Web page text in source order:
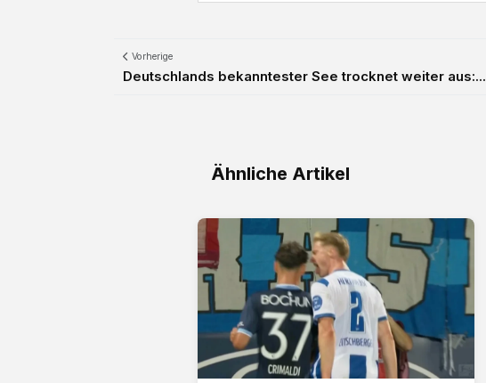
Vorherige
Deutschlands bekanntester See trocknet weiter aus:...
Ähnliche Artikel